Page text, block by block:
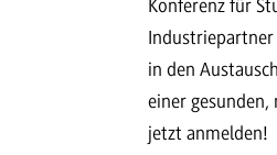
Konferenz für
Industriepartner
in den
einer gesunden,
jetzt anmelden!